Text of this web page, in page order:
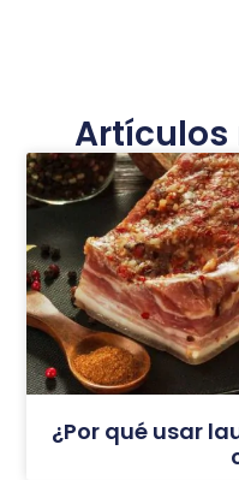
Artículos
¿Por qué usar